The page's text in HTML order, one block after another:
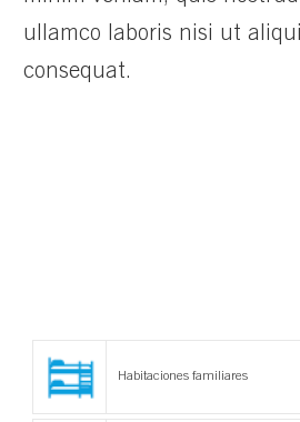
ullamco laboris nisi ut
consequat.
Habitaciones familiares